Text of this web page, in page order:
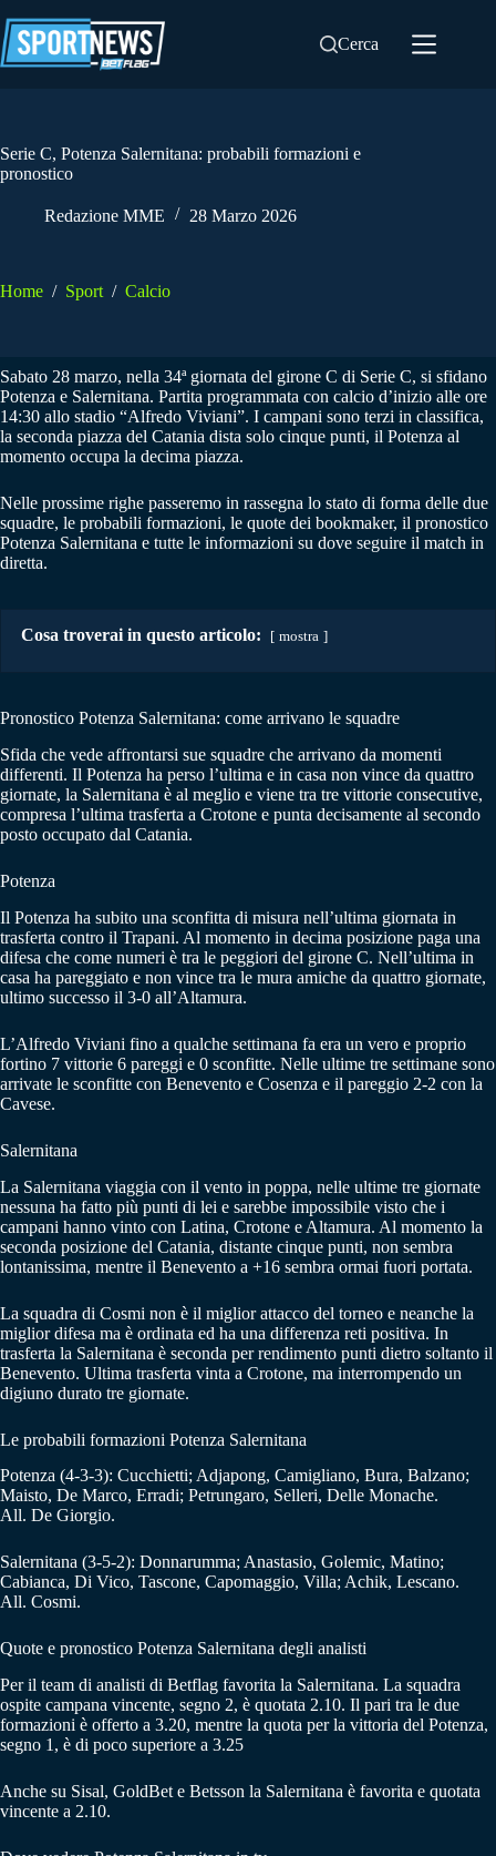
al
contenuto
Cerca
Serie C, Potenza Salernitana: probabili formazioni e
pronostico
Redazione MME 28 Marzo 2026
Home / Sport / Calcio
Sabato 28 marzo, nella 34ª giornata del girone C di Serie C, si sfidano
Potenza e Salernitana. Partita programmata con calcio d’inizio alle ore
14:30 allo stadio “Alfredo Viviani”. I campani sono terzi in classifica,
la seconda piazza del Catania dista solo cinque punti, il Potenza al
momento occupa la decima piazza.
Nelle prossime righe passeremo in rassegna lo stato di forma delle due
squadre, le probabili formazioni, le quote dei bookmaker, il pronostico
Potenza Salernitana e tutte le informazioni su dove seguire il match in
diretta.
Cosa troverai in questo articolo: mostra
Pronostico Potenza Salernitana: come arrivano le squadre
Sfida che vede affrontarsi sue squadre che arrivano da momenti
differenti. Il Potenza ha perso l’ultima e in casa non vince da quattro
giornate, la Salernitana è al meglio e viene tra tre vittorie consecutive,
compresa l’ultima trasferta a Crotone e punta decisamente al secondo
posto occupato dal Catania.
Potenza
Il Potenza ha subito una sconfitta di misura nell’ultima giornata in
trasferta contro il Trapani. Al momento in decima posizione paga una
difesa che come numeri è tra le peggiori del girone C. Nell’ultima in
casa ha pareggiato e non vince tra le mura amiche da quattro giornate,
ultimo successo il 3-0 all’Altamura.
L’Alfredo Viviani fino a qualche settimana fa era un vero e proprio
fortino 7 vittorie 6 pareggi e 0 sconfitte. Nelle ultime tre settimane sono
arrivate le sconfitte con Benevento e Cosenza e il pareggio 2-2 con la
Cavese.
Salernitana
La Salernitana viaggia con il vento in poppa, nelle ultime tre giornate
nessuna ha fatto più punti di lei e sarebbe impossibile visto che i
campani hanno vinto con Latina, Crotone e Altamura. Al momento la
seconda posizione del Catania, distante cinque punti, non sembra
lontanissima, mentre il Benevento a +16 sembra ormai fuori portata.
La squadra di Cosmi non è il miglior attacco del torneo e neanche la
miglior difesa ma è ordinata ed ha una differenza reti positiva. In
trasferta la Salernitana è seconda per rendimento punti dietro soltanto il
Benevento. Ultima trasferta vinta a Crotone, ma interrompendo un
digiuno durato tre giornate.
Le probabili formazioni Potenza Salernitana
Potenza (4-3-3): Cucchietti; Adjapong, Camigliano, Bura, Balzano;
Maisto, De Marco, Erradi; Petrungaro, Selleri, Delle Monache.
All. De Giorgio.
Salernitana (3-5-2): Donnarumma; Anastasio, Golemic, Matino;
Cabianca, Di Vico, Tascone, Capomaggio, Villa; Achik, Lescano.
All. Cosmi.
Quote e pronostico Potenza Salernitana degli analisti
Per il team di analisti di Betflag favorita la Salernitana. La squadra
ospite campana vincente, segno 2, è quotata 2.10. Il pari tra le due
formazioni è offerto a 3.20, mentre la quota per la vittoria del Potenza,
segno 1, è di poco superiore a 3.25
Anche su Sisal, GoldBet e Betsson la Salernitana è favorita e quotata
vincente a 2.10.